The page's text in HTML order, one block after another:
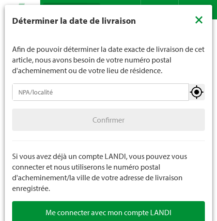
Recherche
12 pièces
Accessoires pour véhicules
Accessoires tracteurs
Accessoires bicylettes
Pièces de rechange accessoires véhicules
Déterminer la date de livraison ×
Afin de pouvoir déterminer la date exacte de livraison de cet
article, nous avons besoin de votre numéro postal
d'acheminement ou de votre lieu de résidence.
Confirmer
Si vous avez déjà un compte LANDI, vous pouvez vous
connecter et nous utiliserons le numéro postal
d'acheminement/la ville de votre adresse de livraison
enregistrée.
Me connecter avec mon compte LANDI
moins de 16 ans. La limite d'âge est de 18 ans pour les
nous indiquez votre âge de manière contraignante.